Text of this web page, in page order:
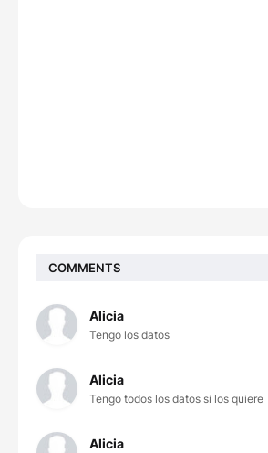
COMMENTS
Alicia
Tengo los datos
Alicia
Tengo todos los datos si los quiere
Alicia